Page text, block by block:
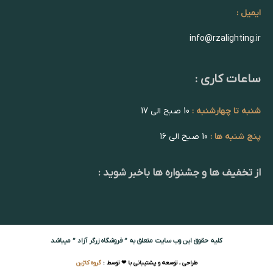
ایمیل :
info@rzalighting.ir
ساعات کاری :
شنبه تا چهارشنبه :
پنج شنبه ها :
از تخفیف ها و جشنواره ها باخبر شوید :
کلیه حقوق این وب سایت متعلق به ” فروشگاه زرگر آزاد ” میباشد
طراحی ، توسعه و پشتیبانی با ❤ توسط :گروه کاژین